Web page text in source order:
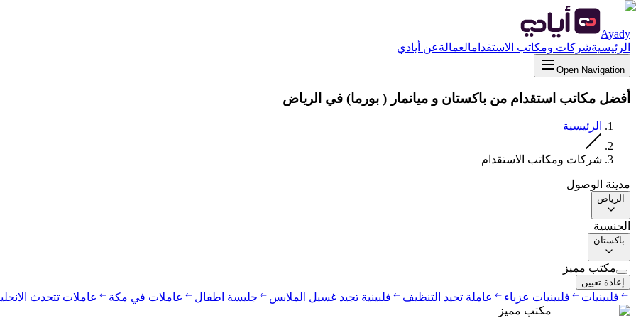
Ayady
الرئيسيةشركات ومكاتب الاستقدامالعمالةعن أيادي
Open Navigation
أفضل مكاتب استقدام من باكستان و ميانمار ( بورما) في الرياض
الرئيسية
شركات ومكاتب الاستقدام
مدينة الوصول
الرياض
الجنسية
باكستان
مكتب مميز
إعادة تعيين
فلبينيات فلبينيات عزباء عاملة تجيد التنظيف فلبينية تجيد غسيل الملابس جليسة اطفال عاملات في مكة عاملات تتحدث
مكتب مميز